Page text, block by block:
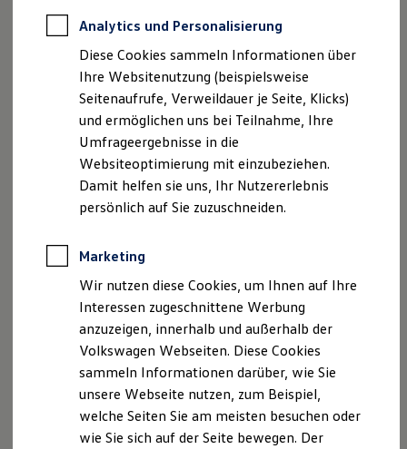
Professional Class bei Volkswagen
Behörden
Direktkunden
Sonderfahrzeuge
Anpfiff zum Gewinn
Elektromobilität
Elektroautos
ID. Tutorials
Elektrofahrzeugkonzepte
ID. EVERY1
Reichweite
Rekuperation
Laden unterwegs
Laden Zuhause
Ladestationen finden
Ladezeitensimulator
Batterie
Sicherheit
Nachhaltigkeit
Technologie
Kosten und Kauf
Rudolf-Diesel-Straße 2
89407 Dillingen an der Donau
Geschäftsführer: Thomas Schröter
Telefon: (09071) 5892-0
Telefax: (09071) 5892-90
Ust.-ID-Nr.: DE130885673
Steuer-Nr.: 9152/151/50302
Kommanditgesellschaft: Sitz Nördlingen
Registergericht Augsburg HRA 1626
Pers. Haft. Gesellschafterin: König Beteiligungs GmbH
Sitz Nördlingen Registergericht Augsburg HRB 490
Analytics und Personalisierung
Diese Cookies sammeln Informationen über
Ihre Websitenutzung (beispielsweise
Seitenaufrufe, Verweildauer je Seite, Klicks)
und ermöglichen uns bei Teilnahme, Ihre
Umfrageergebnisse in die
Websiteoptimierung mit einzubeziehen.
Damit helfen sie uns, Ihr Nutzererlebnis
persönlich auf Sie zuzuschneiden.
Marketing
Wir nutzen diese Cookies, um Ihnen auf Ihre
Interessen zugeschnittene Werbung
anzuzeigen, innerhalb und außerhalb der
Volkswagen Webseiten. Diese Cookies
sammeln Informationen darüber, wie Sie
unsere Webseite nutzen, zum Beispiel,
welche Seiten Sie am meisten besuchen oder
wie Sie sich auf der Seite bewegen. Der